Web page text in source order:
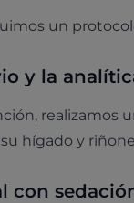
un
y la
realizamos
hígado y
con